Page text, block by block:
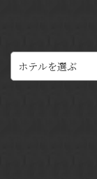
ホテルを選ぶ